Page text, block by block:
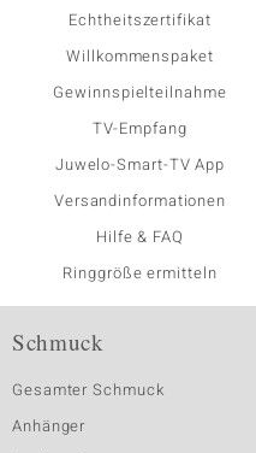
Echtheitszertifikat
Willkommenspaket
Gewinnspielteilnahme
TV-Empfang
Juwelo-Smart-TV App
Versandinformationen
Hilfe & FAQ
Ringgröße ermitteln
Schmuck
Gesamter Schmuck
Anhänger